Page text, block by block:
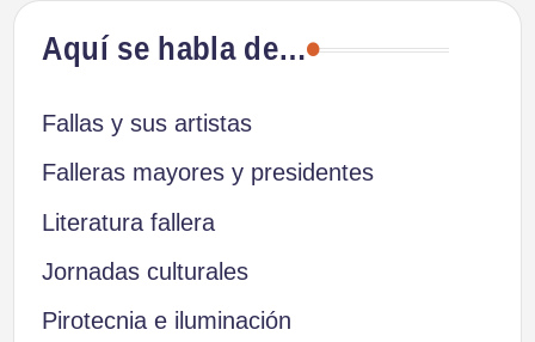
Aquí se habla de…
Fallas y sus artistas
Falleras mayores y presidentes
Literatura fallera
Jornadas culturales
Pirotecnia e iluminación